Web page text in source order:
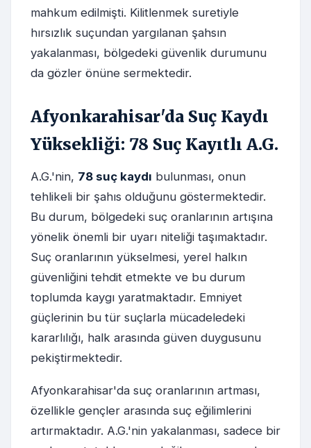
mahkum edilmişti. Kilitlenmek suretiyle
hırsızlık suçundan yargılanan şahsın
yakalanması, bölgedeki güvenlik durumunu
da gözler önüne sermektedir.
Afyonkarahisar'da Suç Kaydı
Yüksekliği: 78 Suç Kayıtlı A.G.
A.G.'nin, 78 suç kaydı bulunması, onun
tehlikeli bir şahıs olduğunu göstermektedir.
Bu durum, bölgedeki suç oranlarının artışına
yönelik önemli bir uyarı niteliği taşımaktadır.
Suç oranlarının yükselmesi, yerel halkın
güvenliğini tehdit etmekte ve bu durum
toplumda kaygı yaratmaktadır. Emniyet
güçlerinin bu tür suçlarla mücadeledeki
kararlılığı, halk arasında güven duygusunu
pekiştirmektedir.
Afyonkarahisar'da suç oranlarının artması,
özellikle gençler arasında suç eğilimlerini
artırmaktadır. A.G.'nin yakalanması, sadece bir